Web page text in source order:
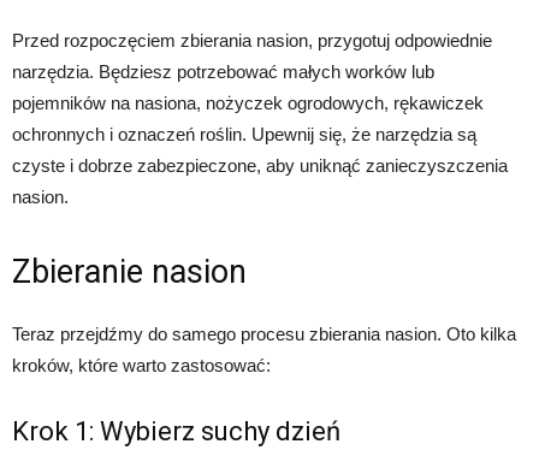
Przed rozpoczęciem zbierania nasion, przygotuj odpowiednie
narzędzia. Będziesz potrzebować małych worków lub
pojemników na nasiona, nożyczek ogrodowych, rękawiczek
ochronnych i oznaczeń roślin. Upewnij się, że narzędzia są
czyste i dobrze zabezpieczone, aby uniknąć zanieczyszczenia
nasion.
Zbieranie nasion
Teraz przejdźmy do samego procesu zbierania nasion. Oto kilka
kroków, które warto zastosować:
Krok 1: Wybierz suchy dzień